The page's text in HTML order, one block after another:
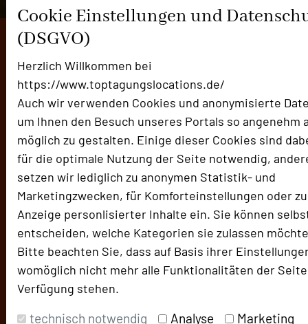
Cookie Einstellungen und
(DSGVO)
Herzlich Willkommen bei
https://www.toptagungslocations.de/
Auch wir verwenden Cookies und anonymisierte
um Ihnen den Besuch unseres Portals so angenehm
möglich zu gestalten. Einige dieser Cookies sind
für die optimale Nutzung der Seite notwendig,
setzen wir lediglich zu anonymen Statistik- und
Marketingzwecken, für Komforteinstellungen oder
Anzeige personlisierter Inhalte ein. Sie können
entscheiden, welche Kategorien sie zulassen
Bitte beachten Sie, dass auf Basis ihrer
womöglich nicht mehr alle Funktionalitäten der
Verfügung stehen.
technisch notwendig Analyse Marketing